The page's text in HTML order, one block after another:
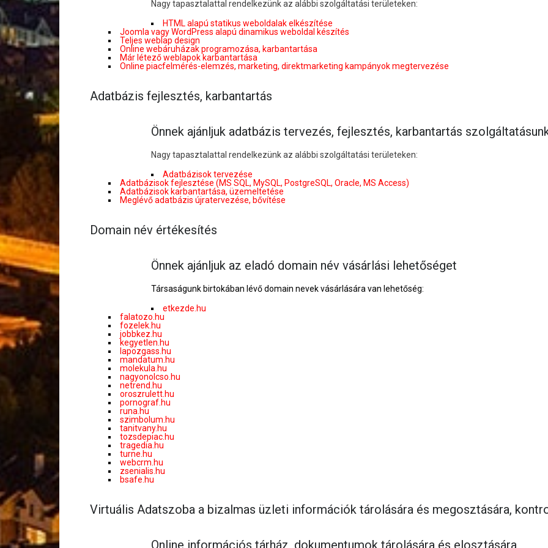
Nagy tapasztalattal rendelkezünk az alábbi szolgáltatási területeken:
HTML alapú statikus weboldalak elkészítése
Joomla vagy WordPress alapú dinamikus weboldal készítés
Teljes weblap design
Online webáruházak programozása, karbantartása
Már létező weblapok karbantartása
Online piacfelmérés-elemzés, marketing, direktmarketing kampányok megtervezése
Adatbázis fejlesztés, karbantartás
Önnek ajánljuk adatbázis tervezés, fejlesztés, karbantartás
Nagy tapasztalattal rendelkezünk az alábbi szolgáltatási területeken:
Adatbázisok tervezése
Adatbázisok fejlesztése (MS SQL, MySQL, PostgreSQL, Oracle, MS Access)
Adatbázisok karbantartása, üzemeltetése
Meglévő adatbázis újratervezése, bővítése
Domain név értékesítés
Önnek ajánljuk az eladó domain név vásárlási lehetőséget
Társaságunk birtokában lévő domain nevek vásárlására van lehetőség:
etkezde.hu
falatozo.hu
fozelek.hu
jobbkez.hu
kegyetlen.hu
lapozgass.hu
mandatum.hu
molekula.hu
nagyonolcso.hu
netrend.hu
oroszrulett.hu
pornograf.hu
runa.hu
szimbolum.hu
tanitvany.hu
tozsdepiac.hu
tragedia.hu
turne.hu
webcrm.hu
zsenialis.hu
bsafe.hu
Virtuális Adatszoba a bizalmas üzleti információk tárolására és megosztására,
Online információs tárház, dokumentumok tárolására és elosztására